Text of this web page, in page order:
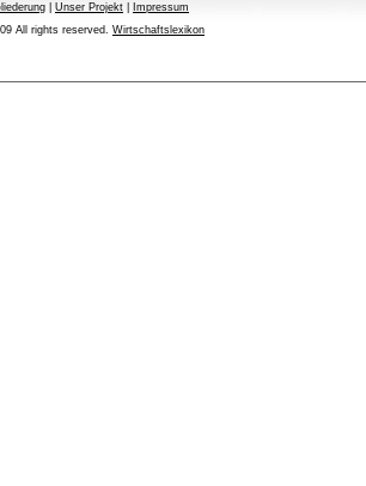
Unser Projekt
Impressum
All rights reserved. Wirtschaftslexikon